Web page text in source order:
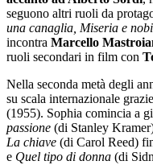
seguono altri ruoli da
una canaglia, Miseria e
incontra Marcello
ruoli secondari in film con
Nella seconda metà degli
su scala internazionale
(1955). Sophia comincia a
passione (di Stanley
La chiave (di Carol Reed)
e Quel tipo di donna (di